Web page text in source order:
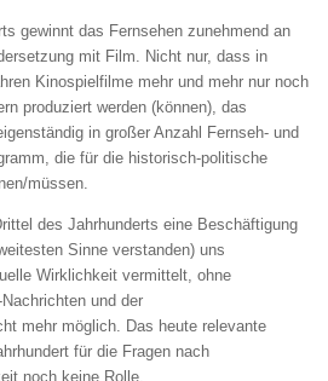
gewinnt das Fernsehen zunehmend an
mit Film. Nicht nur, dass in
Kinospielfilme mehr und mehr nur noch
produziert werden (können), das
in großer Anzahl Fernseh- und
die für die historisch-politische
müssen.
des Jahrhunderts eine Beschäftigung
Sinne verstanden) uns
Wirklichkeit vermittelt, ohne
und der
mehr möglich. Das heute relevante
für die Fragen nach
noch keine Rolle.